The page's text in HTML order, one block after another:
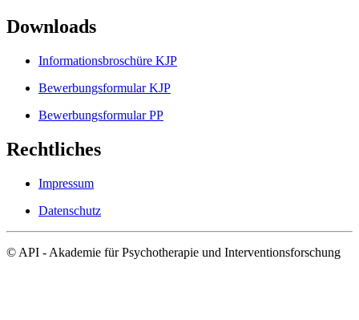
Downloads
Informationsbroschüre KJP
Bewerbungsformular KJP
Bewerbungsformular PP
Rechtliches
Impressum
Datenschutz
© API - Akademie für Psychotherapie und Interventionsforschung